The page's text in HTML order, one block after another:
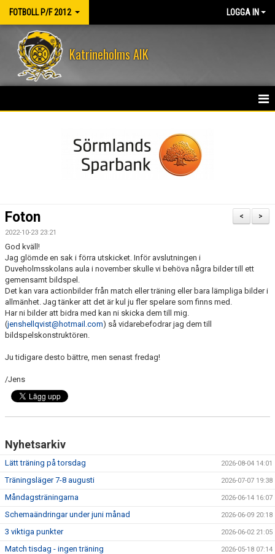
FOTBOLL P/F 2012 LOGGA IN
Katrineholms AIK
TRUPPEN
BILDGALLERI
DOKUMENT
KONTAKT
GÄSTBOK P/F12
>
<
Foton
2022-10-23 23:21
God kväll!
Jag glömde en sak i förra utskicket. Inför avslutningen i
Duveholmsskolans aula i november skulle vi behöva några bilder till ett
gemensamt bildspel.
Det kan vara actionbilder från match eller träning eller bara lämpliga bilder i
allmänhet. Jag tänker att det är kul ju fler spelare som finns med.
Har ni bilder att bidra med kan ni skicka dem till mig.
(jenshellqvist@hotmail.com) så vidarebefodrar jag dem till
bildspelskonstruktören.
Ju tidigare desto bättre, men senast fredag!
/Jens
Nyhetsarkiv
Lätt träning på torsdag 2026-08-04 14:01
Träningsläger 7-8 augusti 2026-07-07 19:38
Måndagsträningarna 2026-06-14 16:07
Schemaändringar under juni månad 2026-06-09 20:18
3 viktiga punkter 2026-06-02 21:05
Match tisdag - ingen träning 2026-05-18 07:14